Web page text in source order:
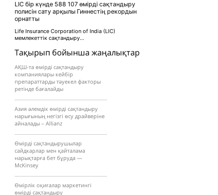
Тақырып бойынша жаңалықтар
АҚШ-та өмірді сақтандыру
компаниялары кейбір
препараттарды тәуекел факторы
ретінде бағалайды
Азия әлемдік өмірді сақтандыру
нарығының негізгі өсу драйверіне
айналады – Allianz
Өмірді сақтандырушылар
сайдкарлар мен қайталама
нарықтарға бет бұруда —
McKinsey
Өмірлік оқиғалар маркетингі
өмірді сақтандыру
LIC бір күнде 588 107 өмірді сақтандыру
полисін сату арқылы Гиннестің рекордын
орнатты
Life Insurance Corporation of India (LIC)
мемлекеттік сақтандыру...